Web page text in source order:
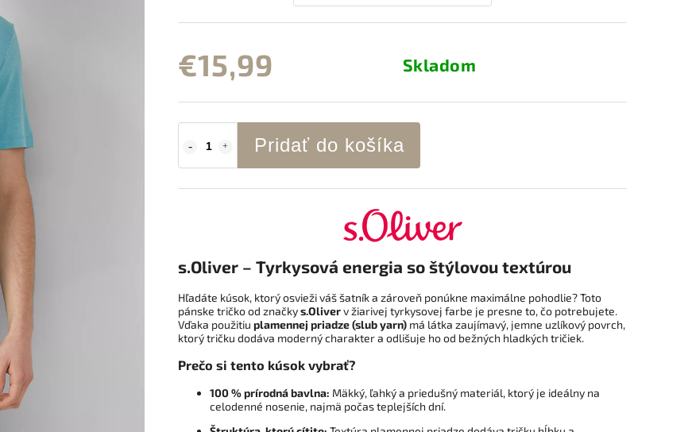
€15,99 Skladom
Pridať do košíka
s.Oliver – Tyrkysová energia so štýlovou textúrou
Hľadáte kúsok, ktorý osvieži váš šatník a zároveň ponúkne maximálne pohodlie? Toto
pánske tričko od značkys.Oliverv žiarivej tyrkysovej farbe je presne to, čo potrebujete.
Vďaka použitiu plamennej priadze (slub yarn) má látka zaujímavý, jemne uzlíkový povrch,
ktorý tričku dodáva moderný charakter a odlišuje ho od bežných hladkých tričiek.
Prečo si tento kúsok vybrať?
100 % prírodná bavlna: Mäkký, ľahký a priedušný materiál, ktorý je ideálny na
celodenné nosenie, najmä počas teplejších dní.